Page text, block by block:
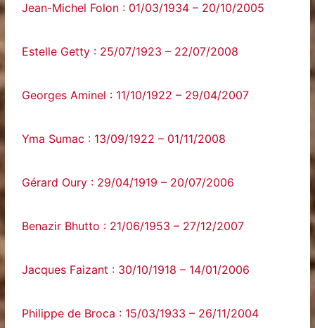
Jean-Michel Folon : 01/03/1934 – 20/10/2005
Estelle Getty : 25/07/1923 – 22/07/2008
Georges Aminel : 11/10/1922 – 29/04/2007
Yma Sumac : 13/09/1922 – 01/11/2008
Gérard Oury : 29/04/1919 – 20/07/2006
Benazir Bhutto : 21/06/1953 – 27/12/2007
Jacques Faizant : 30/10/1918 – 14/01/2006
Philippe de Broca : 15/03/1933 – 26/11/2004